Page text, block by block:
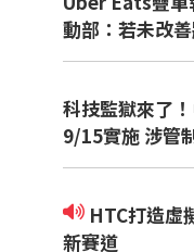
動部：若未改
科技監獄來了
9/15實施 涉管
新賽道